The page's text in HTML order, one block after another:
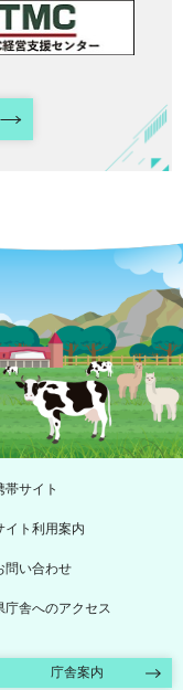
帯サイト
イト利用案内
問い合わせ
庁舎へのアクセス
庁舎案内